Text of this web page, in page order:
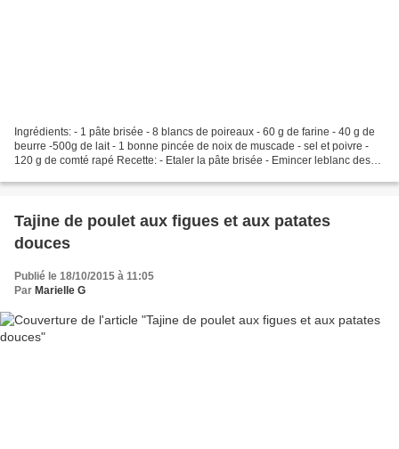
Ingrédients: - 1 pâte brisée - 8 blancs de poireaux - 60 g de farine - 40 g de
beurre -500g de lait - 1 bonne pincée de noix de muscade - sel et poivre -
120 g de comté rapé Recette: - Etaler la pâte brisée - Emincer leblanc des
Tajine de poulet aux figues et aux patates
douces
Publié le 18/10/2015 à 11:05
Par Marielle G